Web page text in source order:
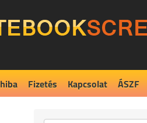
Fizetés Kapcsolat ÁSZF